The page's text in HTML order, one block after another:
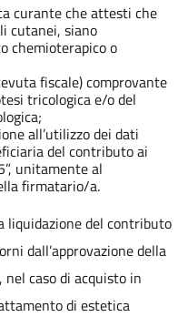
curante che attesti che
cutanei, siano
chemioterapico o
fiscale) comprovante
tricologica e/o del
all’utilizzo dei dati
del contributo ai
unitamente al
firmatario/a.
liquidazione del contributo
dall’approvazione della
caso di acquisto in
di estetica